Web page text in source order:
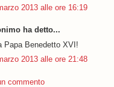
2013 alle ore 16:19
ha detto...
Papa Benedetto XVI!
2013 alle ore 21:48
commento